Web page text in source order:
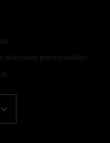
données personnelles